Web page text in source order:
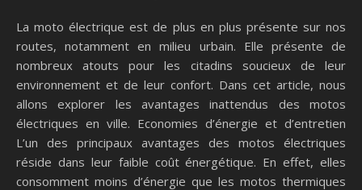
La moto électrique est de plus en plus présente sur nos
routes, notamment en milieu urbain. Elle présente de
nombreux atouts pour les citadins soucieux de leur
environnement et de leur confort. Dans cet article, nous
allons explorer les avantages inattendus des motos
électriques en ville. Economies d’énergie et d’entretien
L’un des principaux avantages des motos électriques
réside dans leur faible coût énergétique. En effet, elles
consomment moins d’énergie que les motos thermiques